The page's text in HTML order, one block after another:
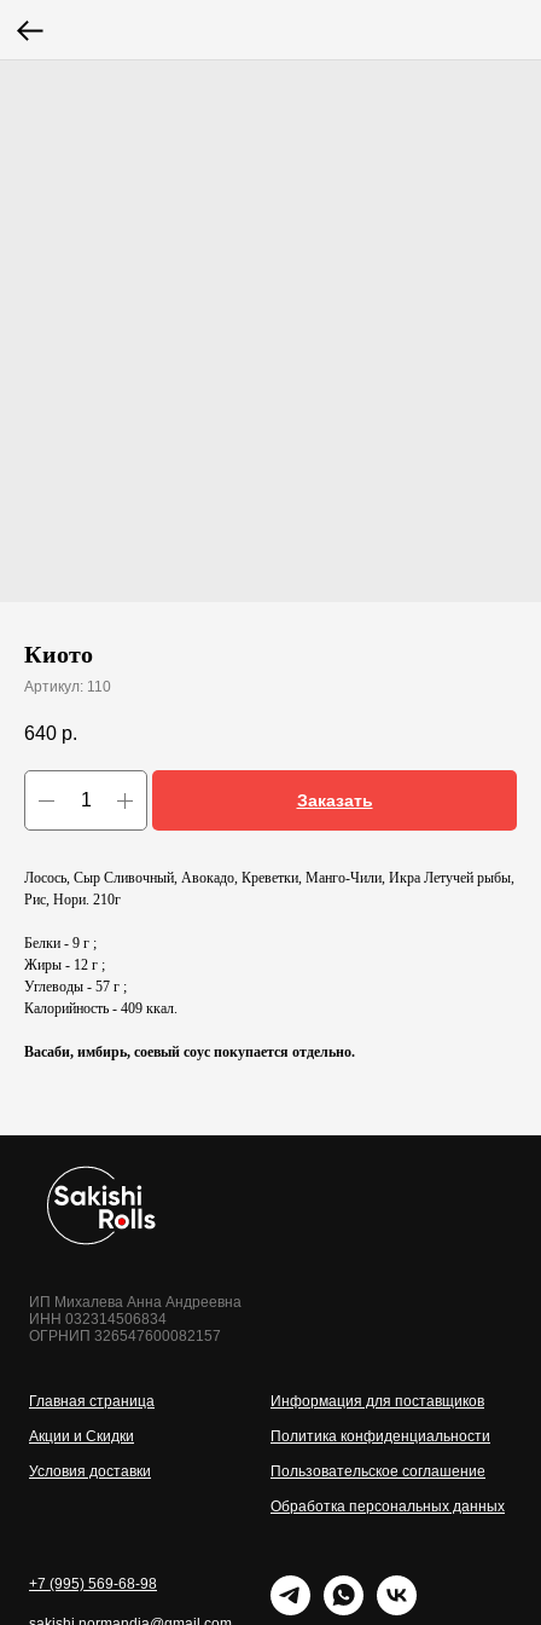
Киото
Артикул: 110
640 р.
Заказать
Лосось, Сыр Сливочный, Авокадо, Креветки, Манго-Чили, Икра Летучей рыбы,
Рис, Нори. 210г
Белки - 9 г ;
Жиры - 12 г ;
Углеводы - 57 г ;
Калорийность - 409 ккал.
Васаби, имбирь, соевый соус покупается отдельно.
ИП Михалева Анна Андреевна
ИНН 032314506834
ОГРНИП 326547600082157
Главная страница
Акции и Скидки
Условия доставки
Информация для поставщиков
Политика конфиденциальности
Пользовательское соглашение
Обработка персональных данных
+7 (995) 569-68-98